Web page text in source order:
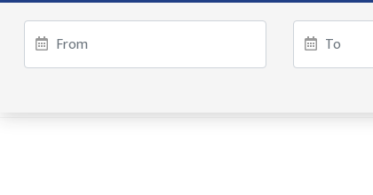
ट्रेन्डिङ
हङ्गेरी सरकारले एकल मुद्राको रुपमा ‘युरो’
“जेन जी” अभियन्ताद्वारा ओली र लेखकलाई
फागुन २१ गते हुने प्रतिनिधि सभा